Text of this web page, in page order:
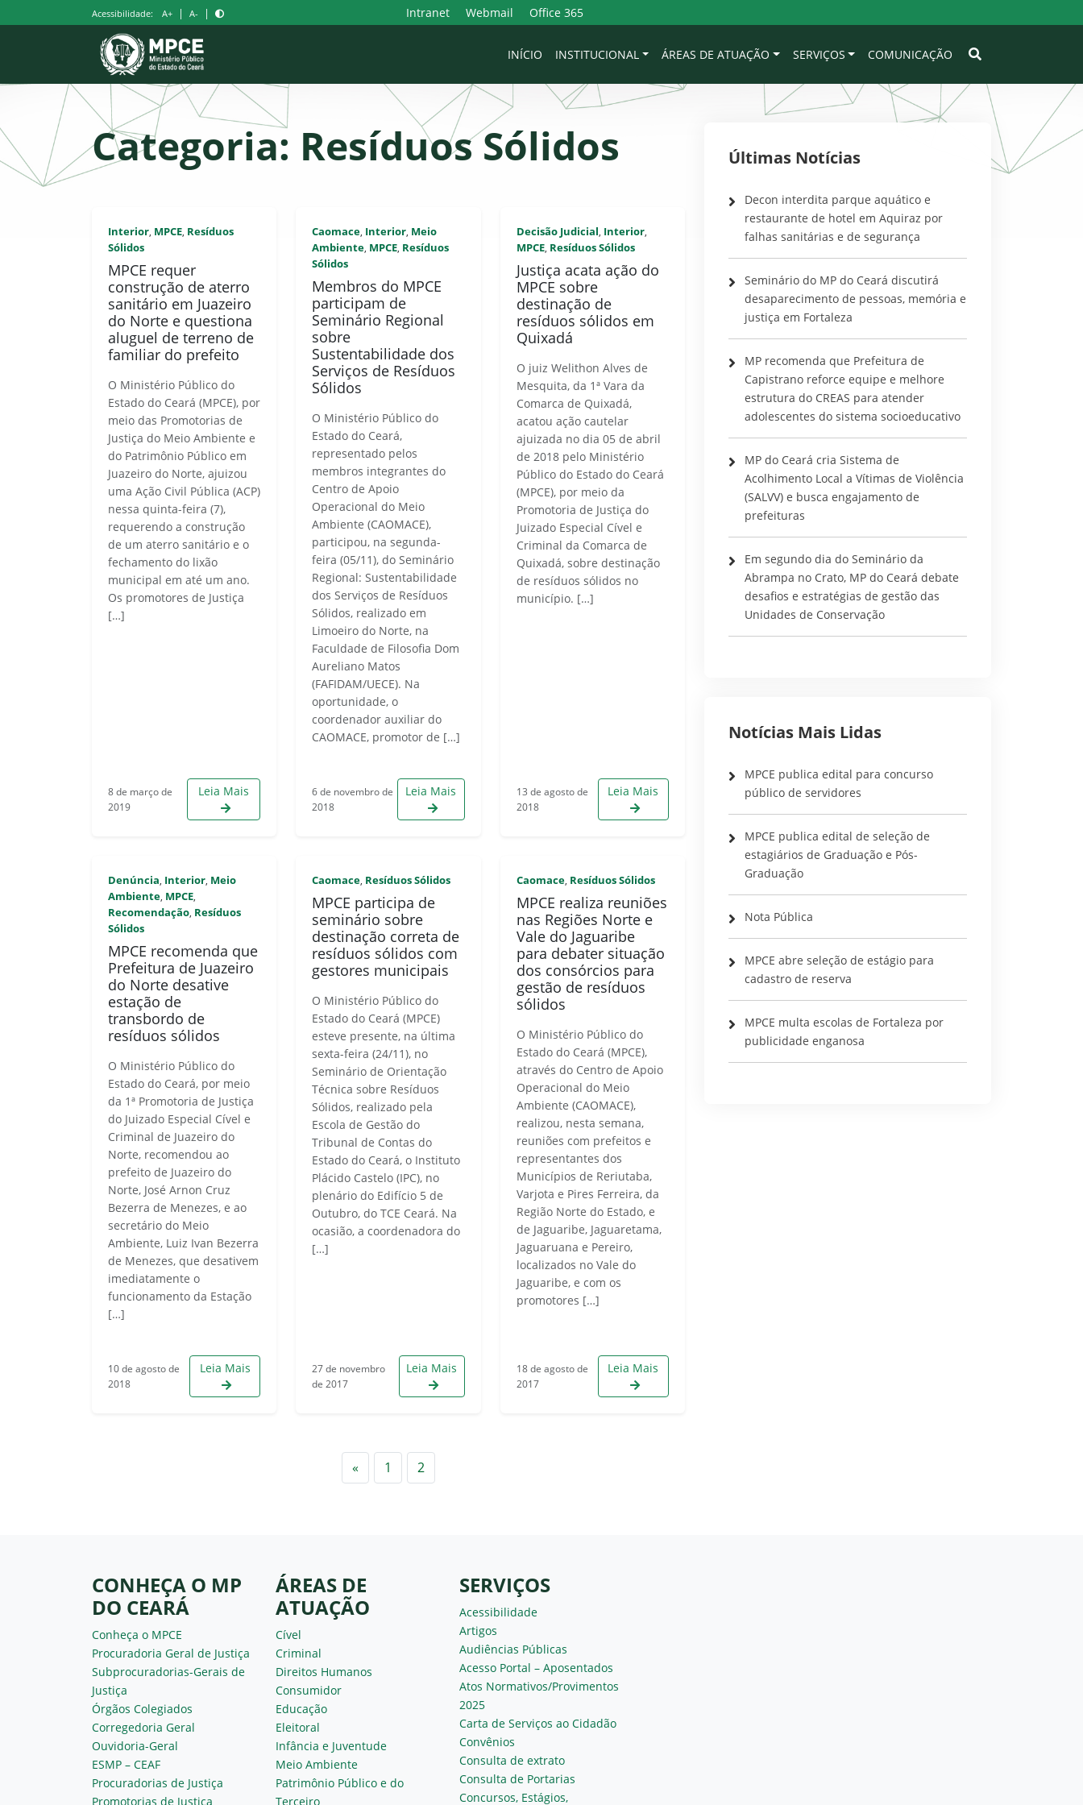
para
Acessibilidade: A+ | A- | Intranet Webmail Office 365
INÍCIO INSTITUCIONAL ÁREAS DE ATUAÇÃO SERVIÇOS COMUNICAÇÃO
Categoria: Resíduos Sólidos
Interior, MPCE, Resíduos
Sólidos
MPCE requer
construção de aterro
sanitário em Juazeiro
do Norte e questiona
aluguel de terreno de
familiar do prefeito
O Ministério Público do
Estado do Ceará (MPCE), por
meio das Promotorias de
Justiça do Meio Ambiente e
do Patrimônio Público em
Juazeiro do Norte, ajuizou
uma Ação Civil Pública (ACP)
nessa quinta-feira (7),
requerendo a construção
de um aterro sanitário e o
fechamento do lixão
municipal em até um ano.
Os promotores de Justiça
[…]
8 de março de
2019
Leia Mais
Caomace, Interior, Meio
Ambiente, MPCE, Resíduos
Sólidos
Membros do MPCE
participam de
Seminário Regional
sobre
Sustentabilidade dos
Serviços de Resíduos
Sólidos
O Ministério Público do
Estado do Ceará,
representado pelos
membros integrantes do
Centro de Apoio
Operacional do Meio
Ambiente (CAOMACE),
participou, na segunda-
feira (05/11), do Seminário
Regional: Sustentabilidade
dos Serviços de Resíduos
Sólidos, realizado em
Limoeiro do Norte, na
Faculdade de Filosofia Dom
Aureliano Matos
(FAFIDAM/UECE). Na
oportunidade, o
coordenador auxiliar do
CAOMACE, promotor de […]
6 de novembro de
2018
Leia Mais
Decisão Judicial, Interior,
MPCE, Resíduos Sólidos
Justiça acata ação do
MPCE sobre
destinação de
resíduos sólidos em
Quixadá
O juiz Welithon Alves de
Mesquita, da 1ª Vara da
Comarca de Quixadá,
acatou ação cautelar
ajuizada no dia 05 de abril
de 2018 pelo Ministério
Público do Estado do Ceará
(MPCE), por meio da
Promotoria de Justiça do
Juizado Especial Cível e
Criminal da Comarca de
Quixadá, sobre destinação
de resíduos sólidos no
município. […]
13 de agosto de
2018
Leia Mais
Denúncia, Interior, Meio
Ambiente, MPCE,
Recomendação, Resíduos
Sólidos
MPCE recomenda que
Prefeitura de Juazeiro
do Norte desative
estação de
transbordo de
resíduos sólidos
O Ministério Público do
Estado do Ceará, por meio
da 1ª Promotoria de Justiça
do Juizado Especial Cível e
Criminal de Juazeiro do
Norte, recomendou ao
prefeito de Juazeiro do
Norte, José Arnon Cruz
Bezerra de Menezes, e ao
secretário do Meio
Ambiente, Luiz Ivan Bezerra
de Menezes, que desativem
imediatamente o
funcionamento da Estação
[…]
10 de agosto de
2018
Leia Mais
Caomace, Resíduos Sólidos
MPCE participa de
seminário sobre
destinação correta de
resíduos sólidos com
gestores municipais
O Ministério Público do
Estado do Ceará (MPCE)
esteve presente, na última
sexta-feira (24/11), no
Seminário de Orientação
Técnica sobre Resíduos
Sólidos, realizado pela
Escola de Gestão do
Tribunal de Contas do
Estado do Ceará, o Instituto
Plácido Castelo (IPC), no
plenário do Edifício 5 de
Outubro, do TCE Ceará. Na
ocasião, a coordenadora do
[…]
27 de novembro
de 2017
Leia Mais
Caomace, Resíduos Sólidos
MPCE realiza reuniões
nas Regiões Norte e
Vale do Jaguaribe
para debater situação
dos consórcios para
gestão de resíduos
sólidos
O Ministério Público do
Estado do Ceará (MPCE),
através do Centro de Apoio
Operacional do Meio
Ambiente (CAOMACE),
realizou, nesta semana,
reuniões com prefeitos e
representantes dos
Municípios de Reriutaba,
Varjota e Pires Ferreira, da
Região Norte do Estado, e
de Jaguaribe, Jaguaretama,
Jaguaruana e Pereiro,
localizados no Vale do
Jaguaribe, e com os
promotores […]
18 de agosto de
2017
Leia Mais
« Anterior
1 2
Últimas Notícias
Decon interdita parque aquático e
restaurante de hotel em Aquiraz por
falhas sanitárias e de segurança
Seminário do MP do Ceará discutirá
desaparecimento de pessoas, memória e
justiça em Fortaleza
MP recomenda que Prefeitura de
Capistrano reforce equipe e melhore
estrutura do CREAS para atender
adolescentes do sistema socioeducativo
MP do Ceará cria Sistema de
Acolhimento Local a Vítimas de Violência
(SALVV) e busca engajamento de
prefeituras
Em segundo dia do Seminário da
Abrampa no Crato, MP do Ceará debate
desafios e estratégias de gestão das
Unidades de Conservação
Notícias Mais Lidas
MPCE publica edital para concurso
público de servidores
MPCE publica edital de seleção de
estagiários de Graduação e Pós-
Graduação
Nota Pública
MPCE abre seleção de estágio para
cadastro de reserva
MPCE multa escolas de Fortaleza por
publicidade enganosa
CONHEÇA O MP
DO CEARÁ
Conheça o MPCE
Procuradoria Geral de Justiça
Subprocuradorias-Gerais de
Justiça
Órgãos Colegiados
Corregedoria Geral
Ouvidoria-Geral
ESMP – CEAF
Procuradorias de Justiça
Promotorias de Justiça
ÁREAS DE
ATUAÇÃO
Cível
Criminal
Direitos Humanos
Consumidor
Educação
Eleitoral
Infância e Juventude
Meio Ambiente
Patrimônio Público e do
Terceiro
SERVIÇOS
Acessibilidade
Artigos
Audiências Públicas
Acesso Portal – Aposentados
Atos Normativos/Provimentos
2025
Carta de Serviços ao Cidadão
Convênios
Consulta de extrato
Consulta de Portarias
Concursos, Estágios,